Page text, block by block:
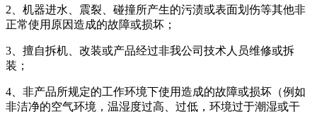
2、机器进水、震裂、碰撞所产生的污渍或表面划伤等其他非
正常使用原因造成的故障或损坏；
3、擅自拆机、改装或产品经过非我公司技术人员维修或拆
装；
4、非产品所规定的工作环境下使用造成的故障或损坏（例如
非洁净的空气环境，温湿度过高、过低，环境过于潮湿或干